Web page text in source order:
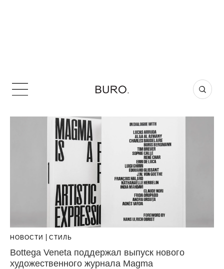
НОВОСТИ СТИЛЬ
Bottega Veneta поддержал выпуск нового
художественного журнала Magma